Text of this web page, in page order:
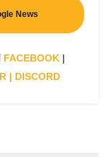
News
FACEBOOK |
| DISCORD